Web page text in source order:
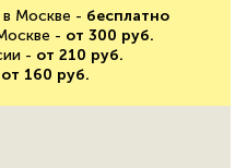
Москве - бесплатно
- от 300 руб.
- от 210 руб.
от 160 руб.